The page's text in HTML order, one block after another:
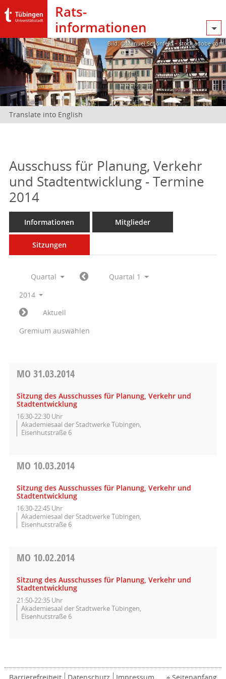
Rats­
informationen
Bild: @Manuel Schönfeld – stock.adobe.com
Translate into English
Ausschuss für Planung, Verkehr
und Stadtentwicklung - Termine
2014
Informationen Mitglieder
Sitzungen
Quartal
Quartal 1
2014
Aktuell
Gremium auswählen
MO 31.03.2014
Sitzung des Ausschusses für Planung, Verkehr und
Stadtentwicklung
16:30-22:30 Uhr
Akademiesaal der Stadtwerke Tübingen,
Eisenhutstraße 6
MO 10.03.2014
Sitzung des Ausschusses für Planung, Verkehr und
Stadtentwicklung
16:30-22:45 Uhr
Akademiesaal der Stadtwerke Tübingen,
Eisenhutstraße 6
MO 10.02.2014
Sitzung des Ausschusses für Planung, Verkehr und
Stadtentwicklung
21:50-22:35 Uhr
Akademiesaal der Stadtwerke Tübingen,
Eisenhutstraße 6